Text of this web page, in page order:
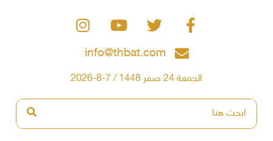
info@thbat.com
الجمعة 24 صفر 1448 / 7-8-2026